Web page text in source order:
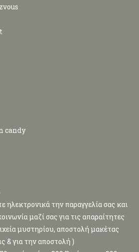
candy
ηλεκτρονικά την παραγγελία σας και
μαζί σας για τις απαραίτητες
μυστηρίου, αποστολή μακέτας
& για την αποστολή )